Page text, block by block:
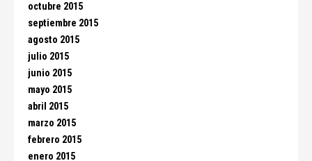
octubre 2015
septiembre 2015
agosto 2015
julio 2015
junio 2015
mayo 2015
abril 2015
marzo 2015
febrero 2015
enero 2015